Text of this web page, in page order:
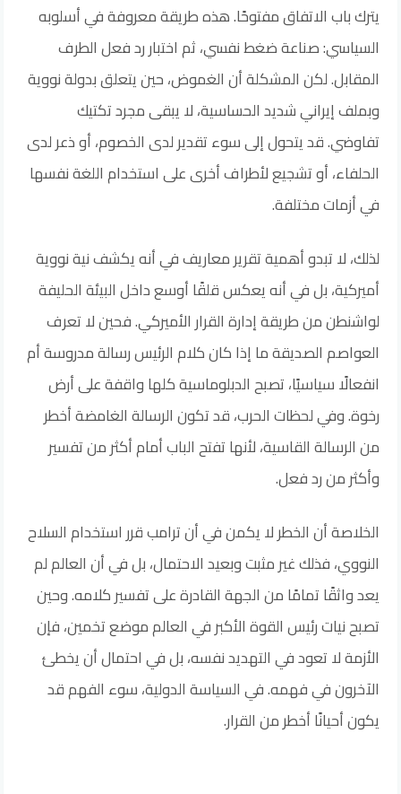
يترك باب الاتفاق مفتوحًا. هذه طريقة معروفة في أسلوبه
السياسي: صناعة ضغط نفسي، ثم اختبار رد فعل الطرف
المقابل. لكن المشكلة أن الغموض، حين يتعلق بدولة نووية
وبملف إيراني شديد الحساسية، لا يبقى مجرد تكتيك
تفاوضي. قد يتحول إلى سوء تقدير لدى الخصوم، أو ذعر لدى
الحلفاء، أو تشجيع لأطراف أخرى على استخدام اللغة نفسها
في أزمات مختلفة.
لذلك، لا تبدو أهمية تقرير معاريف في أنه يكشف نية نووية
أميركية، بل في أنه يعكس قلقًا أوسع داخل البيئة الحليفة
لواشنطن من طريقة إدارة القرار الأميركي. فحين لا تعرف
العواصم الصديقة ما إذا كان كلام الرئيس رسالة مدروسة أم
انفعالًا سياسيًا، تصبح الدبلوماسية كلها واقفة على أرض
رخوة. وفي لحظات الحرب، قد تكون الرسالة الغامضة أخطر
من الرسالة القاسية، لأنها تفتح الباب أمام أكثر من تفسير
وأكثر من رد فعل.
الخلاصة أن الخطر لا يكمن في أن ترامب قرر استخدام السلاح
النووي، فذلك غير مثبت وبعيد الاحتمال، بل في أن العالم لم
يعد واثقًا تمامًا من الجهة القادرة على تفسير كلامه. وحين
تصبح نيات رئيس القوة الأكبر في العالم موضع تخمين، فإن
الأزمة لا تعود في التهديد نفسه، بل في احتمال أن يخطئ
الآخرون في فهمه. في السياسة الدولية، سوء الفهم قد
يكون أحيانًا أخطر من القرار.